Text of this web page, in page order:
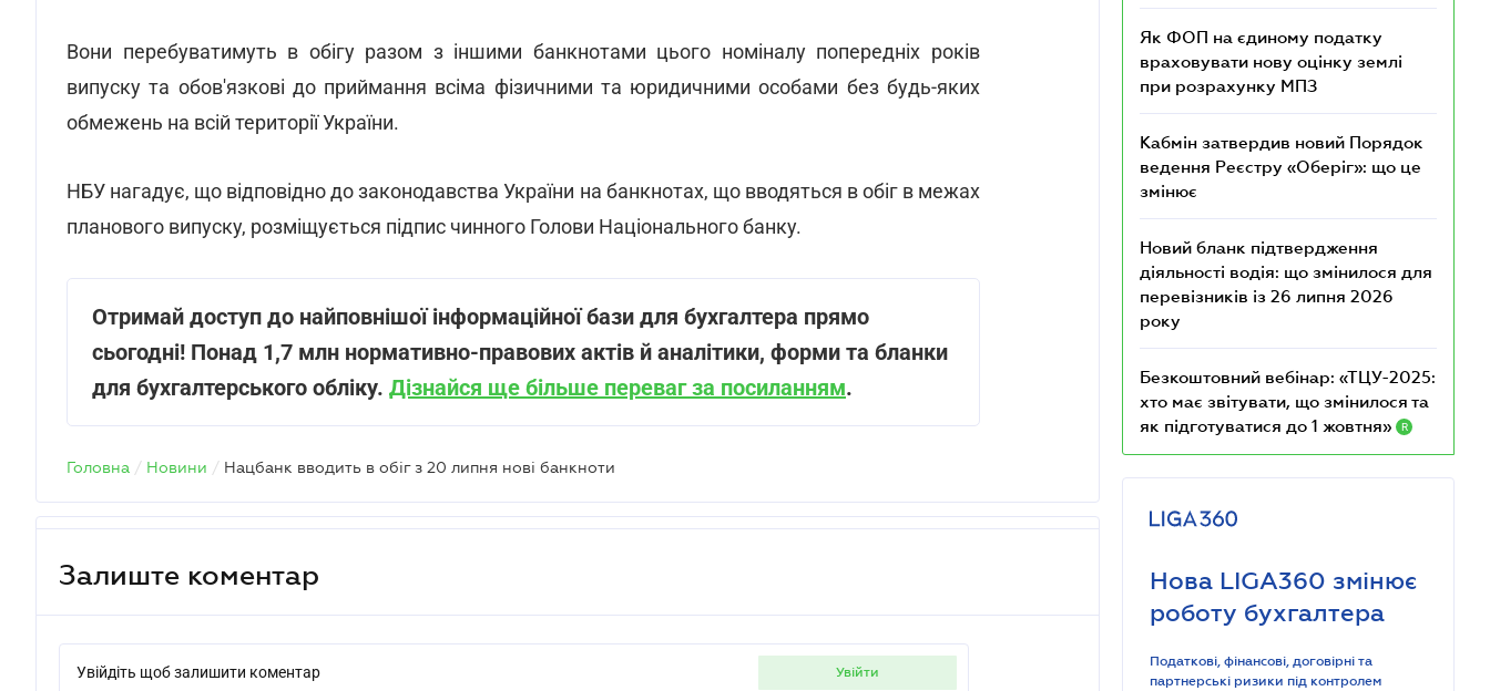
Вони перебуватимуть в обігу разом з іншими банкнотами цього номіналу попередніх років
випуску та обов'язкові до приймання всіма фізичними та юридичними особами без будь-яких
обмежень на всій території України.
НБУ нагадує, що відповідно до законодавства України на банкнотах, що вводяться в обіг в межах
планового випуску, розміщується підпис чинного Голови Національного банку.
Отримай доступ до найповнішої інформаційної бази для бухгалтера прямо
сьогодні! Понад 1,7 млн нормативно-правових актів й аналітики, форми та бланки
для бухгалтерського обліку. Дізнайся ще більше переваг за посиланням.
Головна / Новини / Нацбанк вводить в обіг з 20 липня нові банкноти
Залиште коментар
Увійдіть щоб залишити коментар увійти
Як ФОП на єдиному податку
враховувати нову оцінку землі
при розрахунку МПЗ
Кабмін затвердив новий Порядок
ведення Реєстру «Оберіг»: що це
змінює
Новий бланк підтвердження
діяльності водія: що змінилося для
перевізників із 26 липня 2026
року
Безкоштовний вебінар: «ТЦУ-2025:
хто має звітувати, що змінилося та
як підготуватися до 1 жовтня»
R
Нова LIGA360 змінює
роботу бухгалтера
Податкові, фінансові, договірні та
партнерські ризики під контролем